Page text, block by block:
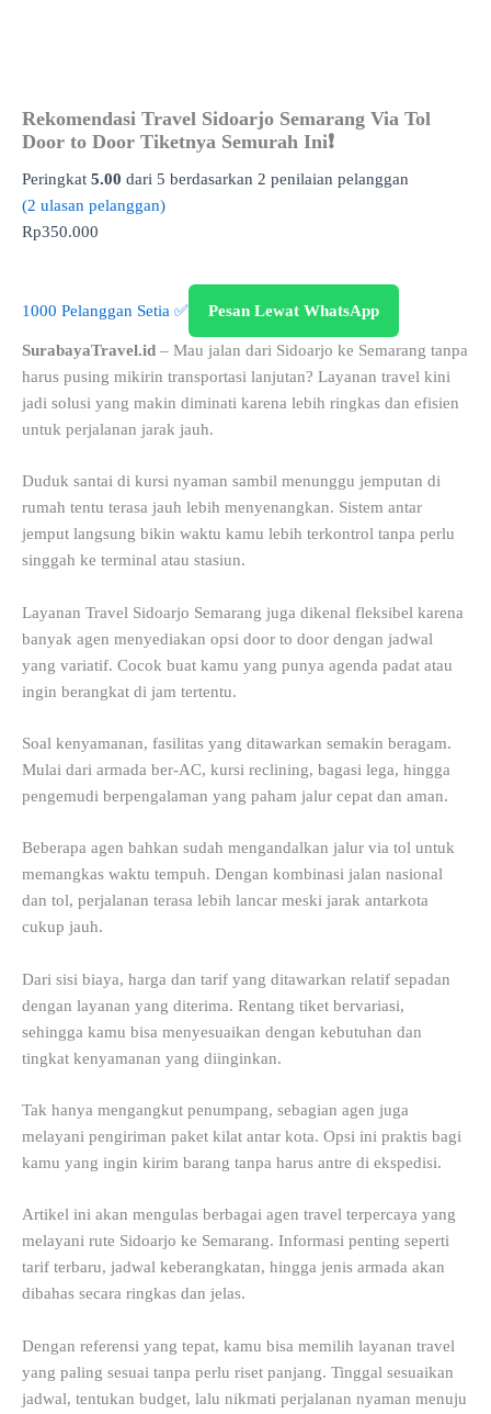
Rekomendasi Travel Sidoarjo Semarang Via Tol
Door to Door Tiketnya Semurah Ini❗
Peringkat 5.00 dari 5 berdasarkan 2 penilaian pelanggan
(2 ulasan pelanggan)
Rp350.000
1000 Pelanggan Setia ✅ Pesan Lewat WhatsApp
SurabayaTravel.id – Mau jalan dari Sidoarjo ke Semarang tanpa
harus pusing mikirin transportasi lanjutan? Layanan travel kini
jadi solusi yang makin diminati karena lebih ringkas dan efisien
untuk perjalanan jarak jauh.
Duduk santai di kursi nyaman sambil menunggu jemputan di
rumah tentu terasa jauh lebih menyenangkan. Sistem antar
jemput langsung bikin waktu kamu lebih terkontrol tanpa perlu
singgah ke terminal atau stasiun.
Layanan Travel Sidoarjo Semarang juga dikenal fleksibel karena
banyak agen menyediakan opsi door to door dengan jadwal
yang variatif. Cocok buat kamu yang punya agenda padat atau
ingin berangkat di jam tertentu.
Soal kenyamanan, fasilitas yang ditawarkan semakin beragam.
Mulai dari armada ber-AC, kursi reclining, bagasi lega, hingga
pengemudi berpengalaman yang paham jalur cepat dan aman.
Beberapa agen bahkan sudah mengandalkan jalur via tol untuk
memangkas waktu tempuh. Dengan kombinasi jalan nasional
dan tol, perjalanan terasa lebih lancar meski jarak antarkota
cukup jauh.
Dari sisi biaya, harga dan tarif yang ditawarkan relatif sepadan
dengan layanan yang diterima. Rentang tiket bervariasi,
sehingga kamu bisa menyesuaikan dengan kebutuhan dan
tingkat kenyamanan yang diinginkan.
Tak hanya mengangkut penumpang, sebagian agen juga
melayani pengiriman paket kilat antar kota. Opsi ini praktis bagi
kamu yang ingin kirim barang tanpa harus antre di ekspedisi.
Artikel ini akan mengulas berbagai agen travel terpercaya yang
melayani rute Sidoarjo ke Semarang. Informasi penting seperti
tarif terbaru, jadwal keberangkatan, hingga jenis armada akan
dibahas secara ringkas dan jelas.
Dengan referensi yang tepat, kamu bisa memilih layanan travel
yang paling sesuai tanpa perlu riset panjang. Tinggal sesuaikan
jadwal, tentukan budget, lalu nikmati perjalanan nyaman menuju